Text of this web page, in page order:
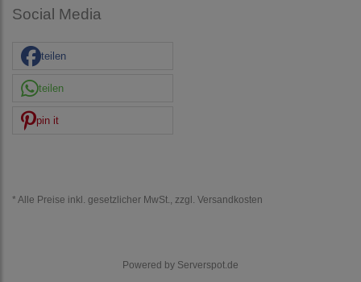
Social Media
teilen
teilen
pin it
* Alle Preise inkl. gesetzlicher MwSt., zzgl. Versandkosten
Powered by Serverspot.de